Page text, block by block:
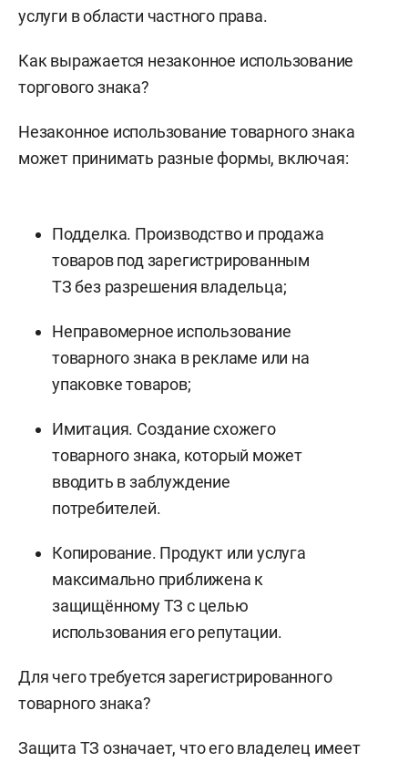
услуги в области частного права.
Как выражается незаконное использование
торгового знака?
Незаконное использование товарного знака
может принимать разные формы, включая:
Подделка. Производство и продажа
товаров под зарегистрированным
ТЗ без разрешения владельца;
Неправомерное использование
товарного знака в рекламе или на
упаковке товаров;
Имитация. Создание схожего
товарного знака, который может
вводить в заблуждение
потребителей.
Копирование. Продукт или услуга
максимально приближена к
защищённому ТЗ с целью
использования его репутации.
Для чего требуется зарегистрированного
товарного знака?
Защита ТЗ означает, что его владелец имеет